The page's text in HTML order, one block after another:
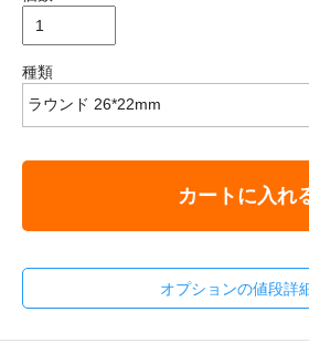
種類
カートに入れ
オプションの値段詳